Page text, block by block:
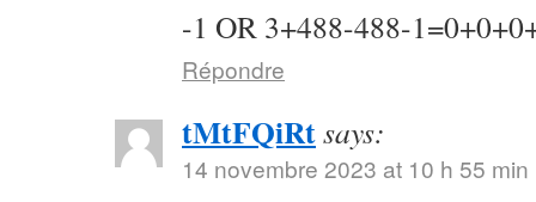
-1 OR 3+488-488-
Répondre
tMtFQiRtsays:
14 novembre 2023 at 10 h 55 min